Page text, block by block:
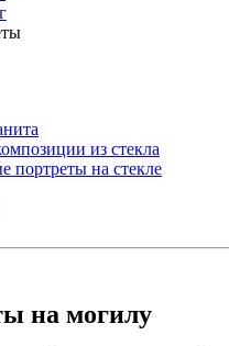
из стекла
портреты на стекле
на могилу